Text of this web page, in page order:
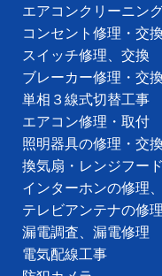
エアコンクリーニン
コンセント修理・交換
スイッチ修理、交換
ブレーカー修理・交換
単相３線式切替工事
エアコン修理・取付
照明器具の修理・交換
換気扇・レンジフー
インターホンの修理
テレビアンテナの修
漏電調査、漏電修理
電気配線工事